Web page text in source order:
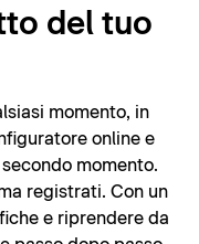
del tuo
momento, in
online e
momento.
registrati. Con un
e riprendere da